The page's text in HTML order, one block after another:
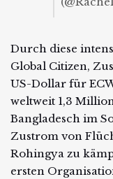
Durch diese
Global Citizen,
US-Dollar für
weltweit 1,3
Bangladesch im
Zustrom von
Rohingya zu
ersten